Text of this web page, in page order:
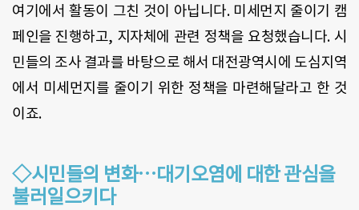
여기에서 활동이 그친 것이 아닙니다. 미세먼지 줄이기 캠
페인을 진행하고, 지자체에 관련 정책을 요청했습니다. 시
민들의 조사 결과를 바탕으로 해서 대전광역시에 도심지역
에서 미세먼지를 줄이기 위한 정책을 마련해달라고 한 것
이죠.
◇시민들의 변화…대기오염에 대한 관심을
불러일으키다